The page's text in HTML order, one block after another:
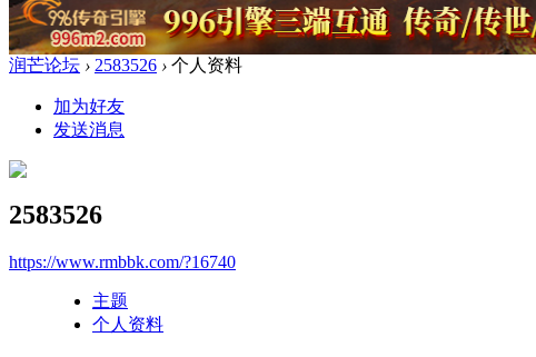
润芒论坛 › 2583526 › 个人资料
加为好友
发送消息
2583526
https://www.rmbbk.com/?16740
主题
个人资料